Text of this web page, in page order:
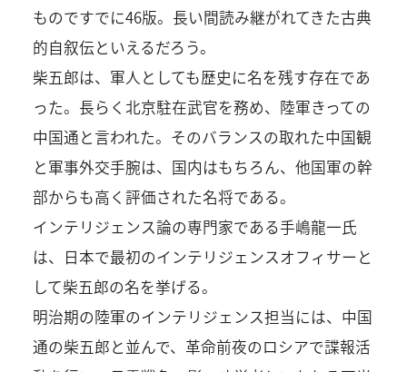
ものですでに46版。長い間読み継がれてきた古典
的自叙伝といえるだろう。
柴五郎は、軍人としても歴史に名を残す存在であ
った。長らく北京駐在武官を務め、陸軍きっての
中国通と言われた。そのバランスの取れた中国観
と軍事外交手腕は、国内はもちろん、他国軍の幹
部からも高く評価された名将である。
インテリジェンス論の専門家である手嶋龍一氏
は、日本で最初のインテリジェンスオフィサーと
して柴五郎の名を挙げる。
明治期の陸軍のインテリジェンス担当には、中国
通の柴五郎と並んで、革命前夜のロシアで諜報活